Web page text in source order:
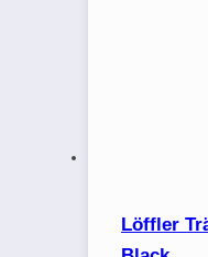
Löffler